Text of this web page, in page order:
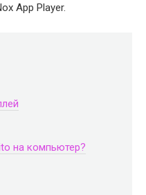
App Player.
на компьютер?